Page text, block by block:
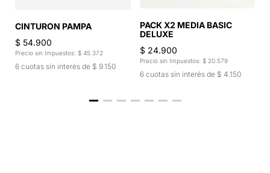
CINTURON PAMPA
$ 54.900
Precio sin Impuestos: $ 45.372
6 cuotas sin interés de $ 9.150
PACK X2 MEDIA BASIC
DELUXE
$ 24.900
Precio sin Impuestos: $ 20.579
6 cuotas sin interés de $ 4.150